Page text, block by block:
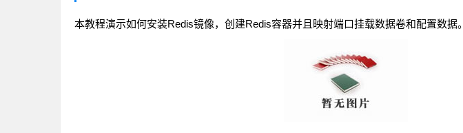
本教程演示如何安装Redis镜像，创建Redis容器并且映射端口挂载数据卷和配置数据。